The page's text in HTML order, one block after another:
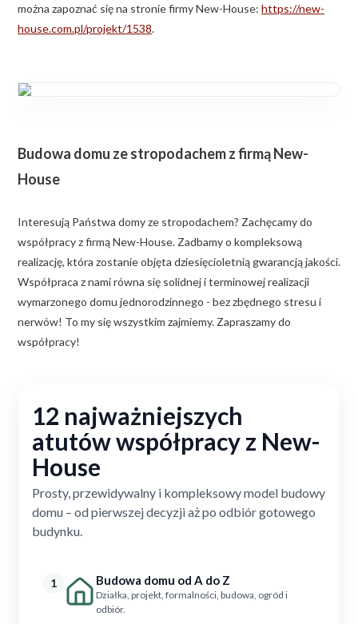
można zapoznać się na stronie firmy New-House: https://new-
house.com.pl/projekt/1538.
Budowa domu ze stropodachem z firmą New-
House
Interesują Państwa domy ze stropodachem? Zachęcamy do
współpracy z firmą New-House. Zadbamy o kompleksową
realizację, która zostanie objęta dziesięcioletnią gwarancją jakości.
Współpraca z nami równa się solidnej i terminowej realizacji
wymarzonego domu jednorodzinnego - bez zbędnego stresu i
nerwów! To my się wszystkim zajmiemy. Zapraszamy do
współpracy!
12 najważniejszych
atutów współpracy z New-
House
Prosty, przewidywalny i kompleksowy model budowy
domu – od pierwszej decyzji aż po odbiór gotowego
budynku.
1 Budowa domu od A do Z
Działka, projekt, formalności, budowa, ogród i
odbiór.